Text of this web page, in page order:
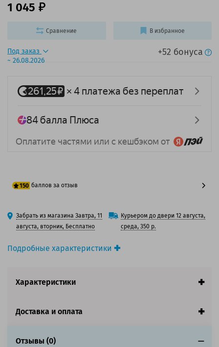
Подробные характеристики
Вид товара:Фотобарабан
Цвет:Черный
заполнении страницы
Под заказ
~ 26.08.2026
+52 бонуса
1 045
150 баллов за отзыв
125 баллов
150 баллов
Забрать из магазина Завтра, 11
августа, вторник, Бесплатно
Курьером до двери 12 августа,
среда, 350 р.
Сравнение В избранное
Характеристики
Доставка и оплата
Отзывы (0)